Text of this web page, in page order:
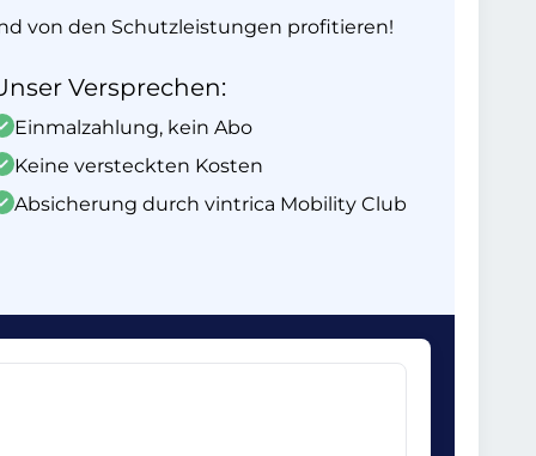
von den Schutzleistungen profitieren!
Versprechen:
Einmalzahlung, kein Abo
Keine versteckten Kosten
Absicherung durch vintrica Mobility Club